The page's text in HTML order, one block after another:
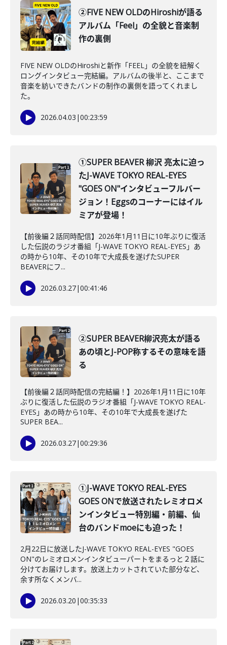
②FIVE NEW OLDのHiroshiが語る
アルバム「Feel」の全貌と音楽制
作の裏側
FIVE NEW OLDのHiroshiと新作「FEEL」の全貌を紐解く
ロングインタビュー完結編。アルバムの後半と、ここまで
音楽を紡いできたバンドの制作の裏側を語ってくれまし
た。
2026.04.03 |00:23:59
①SUPER BEAVER 柳沢 亮太に迫っ
たJ-WAVE TOKYO REAL-EYES
"GOES ON"インタビューフルバー
ジョン！Eggsのコーナーにはイル
ミアが登場！
【前後編２話同時配信】2026年1月11日に10年ぶりに復活
した伝説のラジオ番組「J-WAVE TOKYO REAL-EYES」あ
の時から10年、その10年で大成長を遂げたSUPER
BEAVERにフ...
2026.03.27|00:41:46
②SUPER BEAVER柳沢亮太が語る
あの頃とJ-POP称するその意味を語
る
【前後編２話同時配信の完結編！】2026年1月11日に10年
ぶりに復活した伝説のラジオ番組「J-WAVE TOKYO REAL-
EYES」あの時から10年、その10年で大成長を遂げた
SUPER BEA...
2026.03.27|00:29:36
①J-WAVE TOKYO REAL-EYES
GOES ONで放送されたレミオロメ
ンインタビュー特別編・前編、仙
台のバンドmoeにも迫った！
2月22日に放送したJ-WAVE TOKYO REAL-EYES "GOES
ON"のレミオロメンインタビューパートをまるっと２話に
分けてお届けします。放送上カットされていた部分など、
余す所なくメンバ...
2026.03.20 |00:35:33